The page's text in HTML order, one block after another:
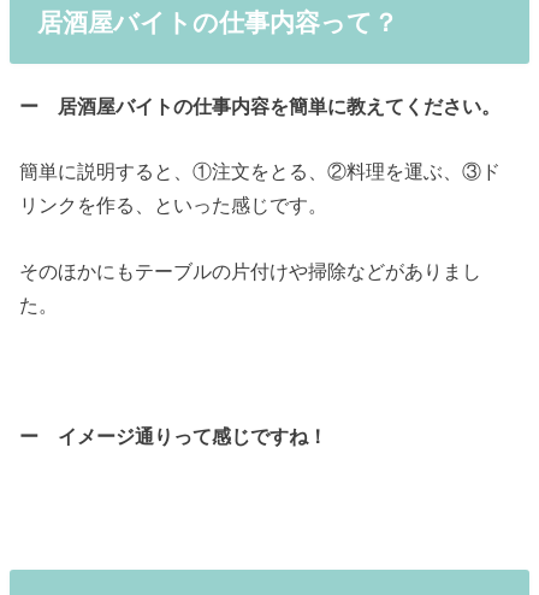
居酒屋バイトの仕事内容って？
ー 居酒屋バイトの仕事内容を簡単に教えてください。
簡単に説明すると、①注文をとる、②料理を運ぶ、③ド
リンクを作る、といった感じです。
そのほかにもテーブルの片付けや掃除などがありまし
た。
ー イメージ通りって感じですね！